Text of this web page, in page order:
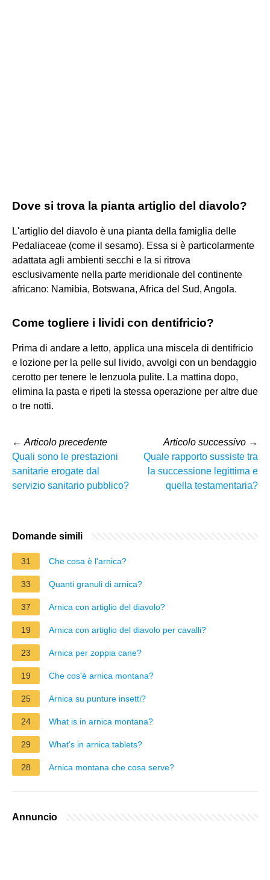
Dove si trova la pianta artiglio del diavolo?
L'artiglio del diavolo è una pianta della famiglia delle
Pedaliaceae (come il sesamo). Essa si è particolarmente
adattata agli ambienti secchi e la si ritrova
esclusivamente nella parte meridionale del continente
africano: Namibia, Botswana, Africa del Sud, Angola.
Come togliere i lividi con dentifricio?
Prima di andare a letto, applica una miscela di dentifricio
e lozione per la pelle sul livido, avvolgi con un bendaggio
cerotto per tenere le lenzuola pulite. La mattina dopo,
elimina la pasta e ripeti la stessa operazione per altre due
o tre notti.
← Articolo precedente
Quali sono le prestazioni
sanitarie erogate dal
servizio sanitario pubblico?
Articolo successivo →
Quale rapporto sussiste tra
la successione legittima e
quella testamentaria?
Domande simili
31 Che cosa è l'arnica?
33 Quanti granuli di arnica?
37 Arnica con artiglio del diavolo?
19 Arnica con artiglio del diavolo per cavalli?
23 Arnica per zoppia cane?
19 Che cos'è arnica montana?
25 Arnica su punture insetti?
24 What is in arnica montana?
29 What's in arnica tablets?
28 Arnica montana che cosa serve?
Annuncio